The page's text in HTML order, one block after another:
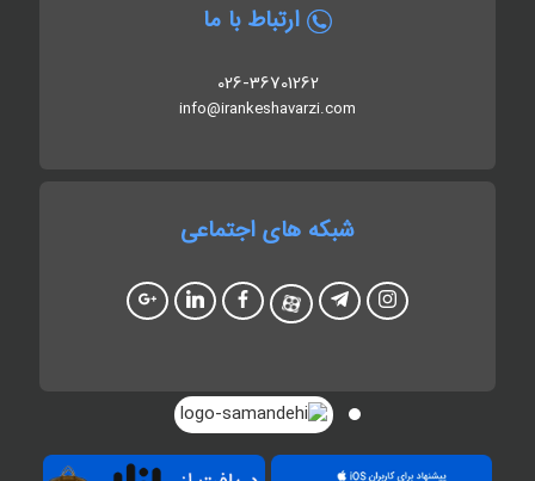
ارتباط با ما
026-36701262
info@irankeshavarzi.com
شبکه های اجتماعی